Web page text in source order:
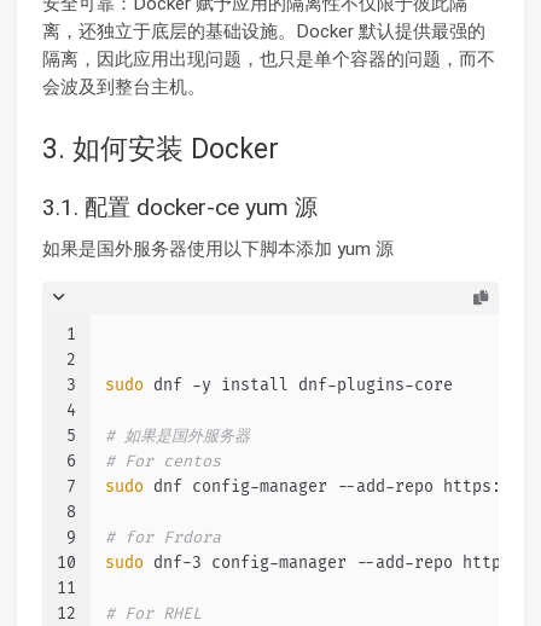
离，还独立于底层的基础设施。Docker 默认提供最强的
隔离，因此应用出现问题，也只是单个容器的问题，而不
会波及到整台主机。
3. 如何安装 Docker
3.1. 配置 docker-ce yum 源
如果是国外服务器使用以下脚本添加 yum 源
1
2
3
4
5
6
7
8
9
10
11
12
sudo dnf -y install dnf-plugins-core
# 如果是国外服务器
# For centos
sudo dnf config-manager --add-repo https://
# for Frdora
sudo dnf-3 config-manager --add-repo https://
# For RHEL